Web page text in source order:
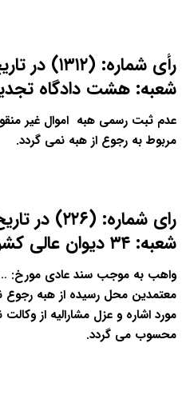
شعبه: هشت دادگاه
عدم ثبت رسمی هبه اموال غیر
مربوط به رجوع از هبه نمی گردد.
شعبه: ۳۴ دیوان عالی کشور
واهب به موجب سند عادی مورخ:
معتمدین محل رسیده از هبه رجوع
مورد اشاره و عزل مشارالیه از
محسوب می گردد.